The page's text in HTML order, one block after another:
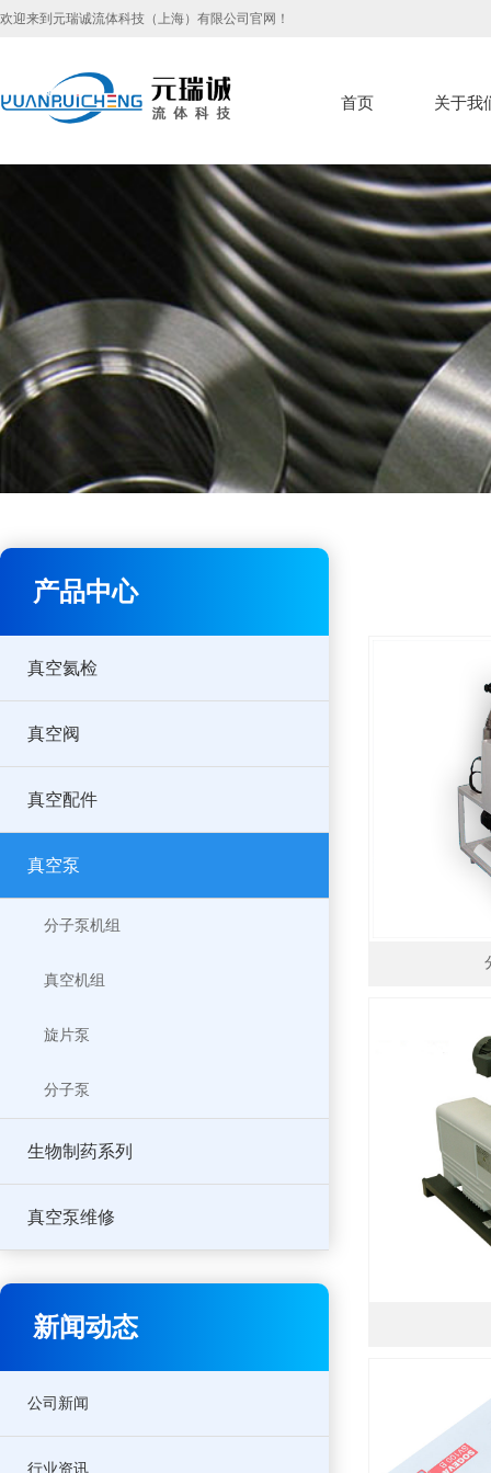
欢迎来到元瑞诚流体科技（上海）有限公司官网！
首页 关于我
产品中心
真空氦检
真空阀
真空配件
真空泵
分子泵机组
真空机组
旋片泵
分子泵
生物制药系列
真空泵维修
新闻动态
公司新闻
行业资讯